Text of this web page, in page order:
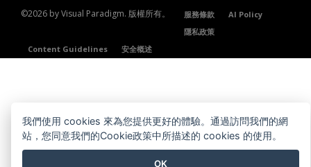
©2026 by Visual Paradigm. 版權所有。 服務條款
AI Policy
隱私政策
Content Guidelines
安全概述
我們使用 cookies 來為您提供更好的體驗。通過訪問我們的網
站，您同意我們的Cookie政策中所描述的 cookies 的使用。
OK